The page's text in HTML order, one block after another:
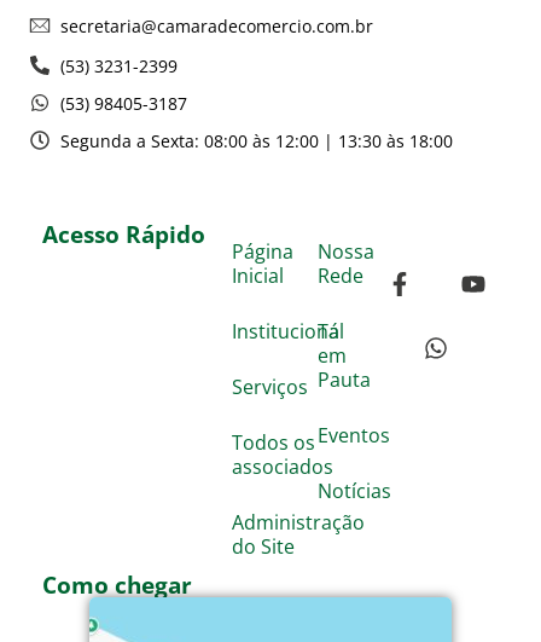
secretaria@camaradecomercio.com.br
(53) 3231-2399
(53) 98405-3187
Segunda a Sexta: 08:00 às 12:00 | 13:30 às 18:00
Acesso Rápido
Página
Inicial
Institucional
Serviços
Todos os
associados
Administração
do Site
Nossa
Rede
Tá
em
Pauta
Eventos
Notícias
Como chegar